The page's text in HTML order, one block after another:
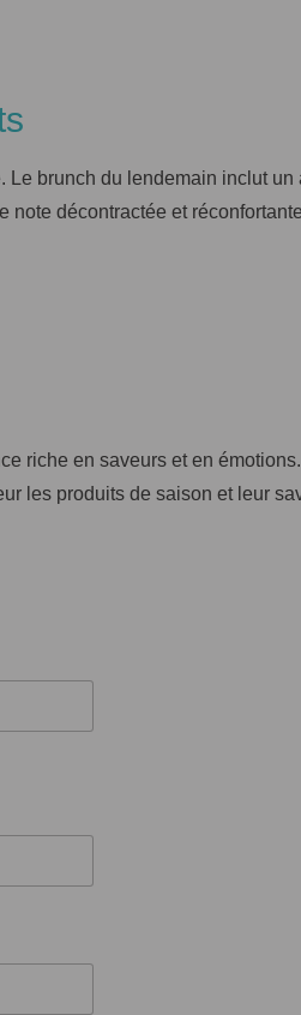
brunch du lendemain inclut
note décontractée et
riche en saveurs et en
les produits de saison et leur